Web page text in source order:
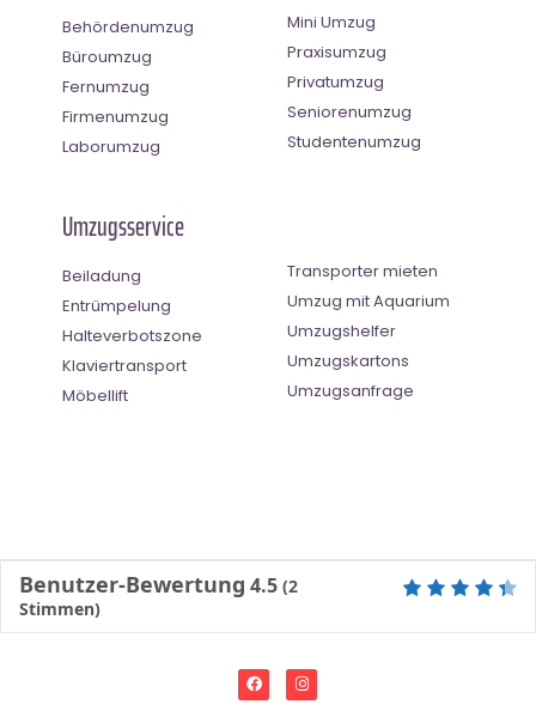
Behördenumzug
Büroumzug
Fernumzug
Firmenumzug
Laborumzug
Mini Umzug
Praxisumzug
Privatumzug
Seniorenumzug
Studentenumzug
Umzugsservice
Beiladung
Entrümpelung
Halteverbotszone
Klaviertransport
Möbellift
Transporter mieten
Umzug mit Aquarium
Umzugshelfer
Umzugskartons
Umzugsanfrage
Benutzer-Bewertung 4.5 (2
Stimmen)